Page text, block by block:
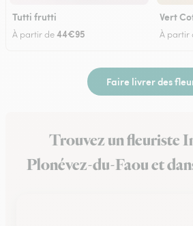
Tutti frutti
À partir de44€95
Vert
À partir
Faire livrer des
Trouvez un fleuriste
Plonévez-du-Faou et